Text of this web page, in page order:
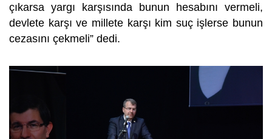
çıkarsa yargı karşısında bunun hesabını vermeli,
devlete karşı ve millete karşı kim suç işlerse bunun
cezasını çekmeli” dedi.